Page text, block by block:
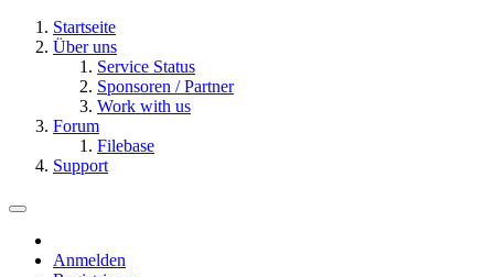
Startseite
Über uns
Service Status
Sponsoren / Partner
Work with us
Forum
Filebase
Support
Anmelden